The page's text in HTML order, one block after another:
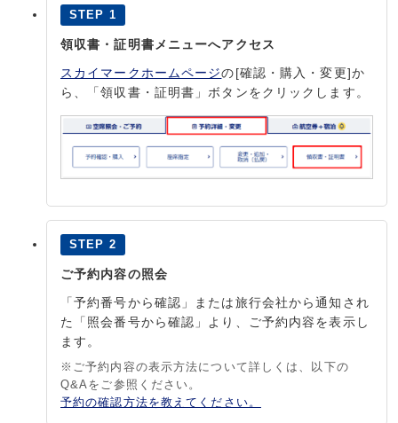
STEP 1
領収書・証明書メニューへアクセス
スカイマークホームページの[確認・購入・変更]か
ら、「領収書・証明書」ボタンをクリックします。
STEP 2
ご予約内容の照会
「予約番号から確認」または旅行会社から通知され
た「照会番号から確認」より、ご予約内容を表示し
ます。
※ご予約内容の表示方法について詳しくは、以下の
Q&Aをご参照ください。
予約の確認方法を教えてください。